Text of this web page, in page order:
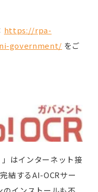
https://rpa-
government/ をご
はインターネット接
結するAI-OCRサー